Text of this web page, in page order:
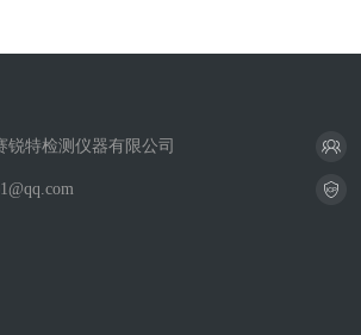
锐特检测仪器有限公司